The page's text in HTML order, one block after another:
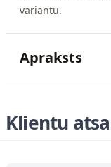
variantu.
Apraksts
Klientu